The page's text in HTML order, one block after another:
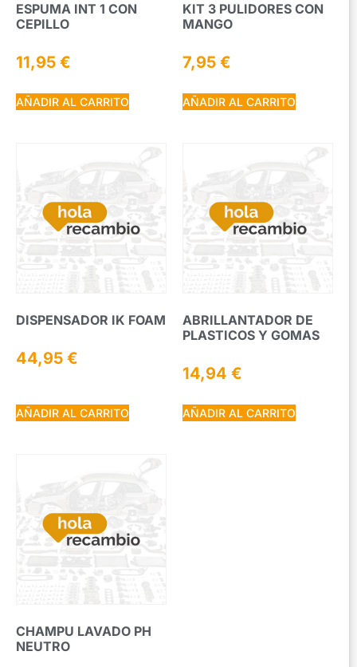
ESPUMA INT 1 CON
CEPILLO
11,95 €
AÑADIR AL CARRITO
KIT 3 PULIDORES CON
MANGO
7,95 €
AÑADIR AL CARRITO
DISPENSADOR IK FOAM
44,95 €
AÑADIR AL CARRITO
ABRILLANTADOR DE
PLASTICOS Y GOMAS
14,94 €
AÑADIR AL CARRITO
CHAMPU LAVADO PH
NEUTRO